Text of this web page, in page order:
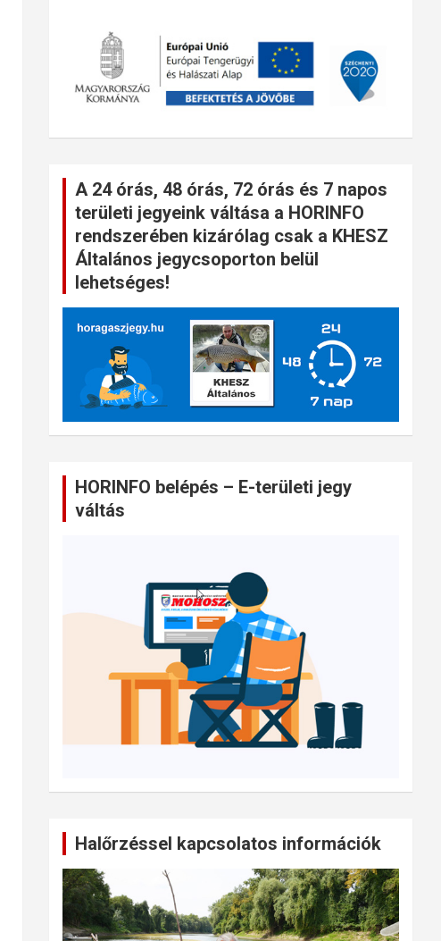
A 24 órás, 48 órás, 72 órás és 7 napos
területi jegyeink váltása a HORINFO
rendszerében kizárólag csak a KHESZ
Általános jegycsoporton belül
lehetséges!
HORINFO belépés – E-területi jegy
váltás
Halőrzéssel kapcsolatos információk